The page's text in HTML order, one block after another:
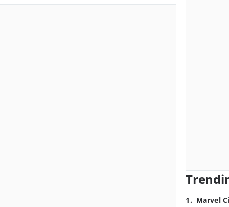
1. Marvel